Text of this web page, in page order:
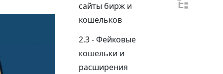
сайты бирж и
кошельков
Фейковые
кошельки и
расширения